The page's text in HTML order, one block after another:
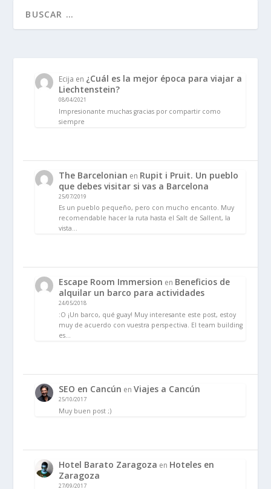
Ecija en ¿Cuál es la mejor época para viajar a
Liechtenstein?
08/04/2021
Impresionante muchas gracias por compartir como
siempre
The Barcelonian en Rupit i Pruit. Un pueblo
que debes visitar si vas a Barcelona
25/07/2019
Es un pueblo pequeño, pero con mucho encanto. Muy
recomendable hacer la ruta hasta el Salt de Sallent, la
vista…
Escape Room Immersion en Beneficios de
alquilar un barco para actividades
24/05/2018
:O ¡Un barco, qué guay! Muy interesante este post, estoy
muy de acuerdo con vuestra perspectiva. El team building
es…
SEO en Cancún enViajes a Cancún
25/10/2017
Muy buen post ;)
Hotel Barato Zaragoza en Hoteles en
Zaragoza
27/09/2017